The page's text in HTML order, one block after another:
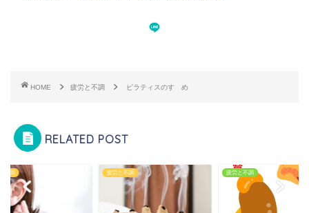
HOME 疲労と不調 ピラティスのすゝめ
RELATED POST
不調 疲労と不調 疲労と不調